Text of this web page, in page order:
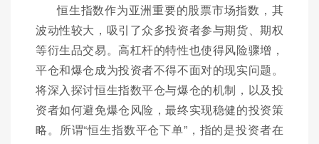
恒生指数作为亚洲重要的股票市场指数，其
波动性较大，吸引了众多投资者参与期货、期权
等衍生品交易。高杠杆的特性也使得风险骤增，
平仓和爆仓成为投资者不得不面对的现实问题。
将深入探讨恒生指数平仓与爆仓的机制，以及投
资者如何避免爆仓风险，最终实现稳健的投资策
略。所谓“恒生指数平仓下单”，指的是投资者在